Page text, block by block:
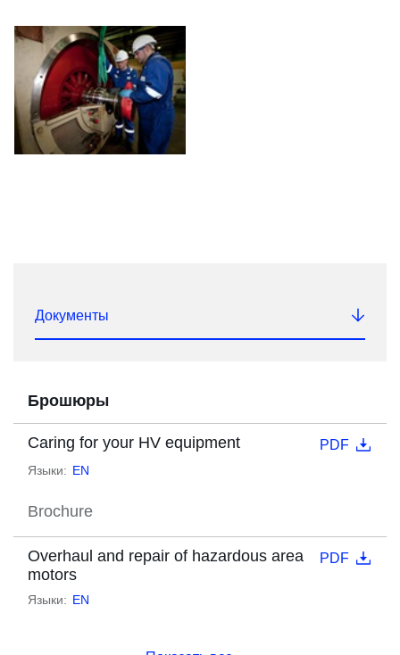
Документы
Брошюры
Caring for your HV equipment PDF
Языки: EN
Brochure
Overhaul and repair of hazardous area
motors
PDF
Языки: EN